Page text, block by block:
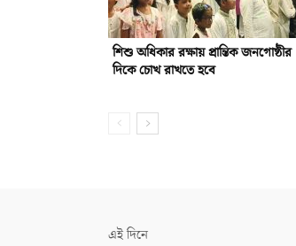
শিশু অধিকার রক্ষায় প্রান্তিক জনগোষ্ঠীর
দিকে চোখ রাখতে হবে
এই দিনে